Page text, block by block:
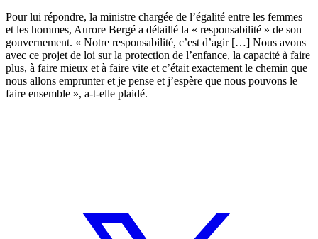
Pour lui répondre, la ministre chargée de l’égalité entre les femmes
et les hommes, Aurore Bergé a détaillé la « responsabilité » de son
gouvernement. « Notre responsabilité, c’est d’agir […] Nous avons
avec ce projet de loi sur la protection de l’enfance, la capacité à faire
plus, à faire mieux et à faire vite et c’était exactement le chemin que
nous allons emprunter et je pense et j’espère que nous pouvons le
faire ensemble », a-t-elle plaidé.